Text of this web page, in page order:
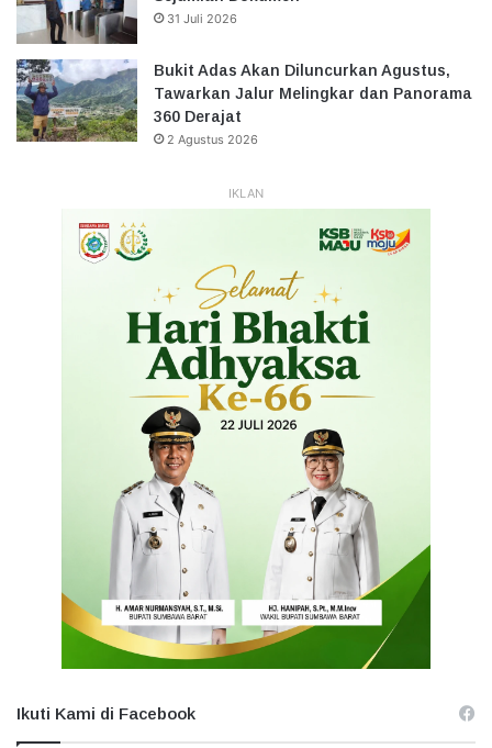
31 Juli 2026
Bukit Adas Akan Diluncurkan Agustus,
Tawarkan Jalur Melingkar dan Panorama
360 Derajat
2 Agustus 2026
IKLAN
Ikuti Kami di Facebook